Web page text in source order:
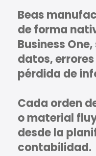
Beas
de forma
Business
datos,
pérdida de
Cada orden
o material
desde la
contabilidad.